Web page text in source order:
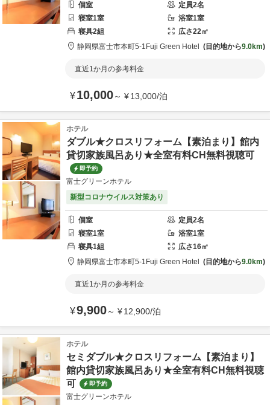
個室 定員2名
寝室1室 浴室1室
寝具2組 広さ22㎡
静岡県富士市本町5-1 Fuji Green Hotel 目的地から9.0km
直近1か月の参考料金
¥10,000～ ¥13,000/泊
ホテル
ダブル★クロスリフォーム【素泊まり】館内
貸切家族風呂あり★全室有料CH無料視聴可
即予約
富士グリーンホテル
新型コロナウイルス対策あり
個室 定員2名
寝室1室 浴室1室
寝具1組 広さ16㎡
静岡県富士市本町5-1 Fuji Green Hotel 目的地から9.0km
直近1か月の参考料金
¥9,900～ ¥12,900/泊
ホテル
セミダブル★クロスリフォーム【素泊まり】
館内貸切家族風呂あり★全室有料CH無料視聴
可
即予約
富士グリーンホテル